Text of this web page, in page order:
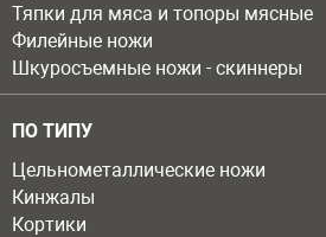
Тяпки для мяса и топоры мясные
Филейные ножи
Шкуросъемные ножи - скиннеры
ПО ТИПУ
Цельнометаллические ножи
Кинжалы
Кортики